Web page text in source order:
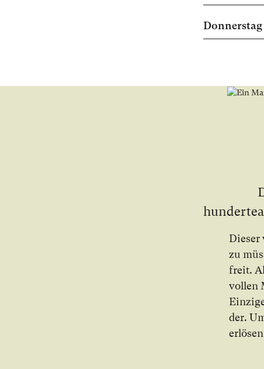
Donnerstag
Die­ser
zu
freit.
vol­len
der.